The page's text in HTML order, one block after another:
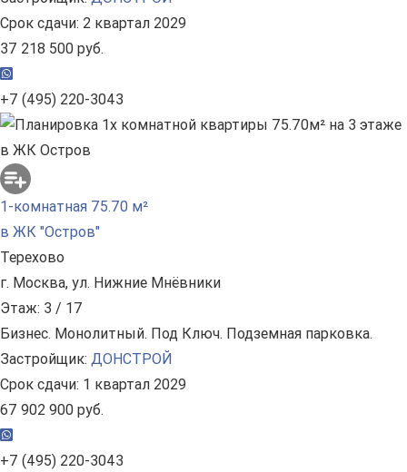
Срок сдачи: 2 квартал 2029
37 218 500 руб.
+7 (495) 220-3043
1-комнатная 75.70 м²
в ЖК "Остров"
Терехово
г. Москва, ул. Нижние Мнёвники
Этаж: 3 / 17
Бизнес. Монолитный. Под Ключ. Подземная парковка.
Застройщик: ДОНСТРОЙ
Срок сдачи: 1 квартал 2029
67 902 900 руб.
+7 (495) 220-3043